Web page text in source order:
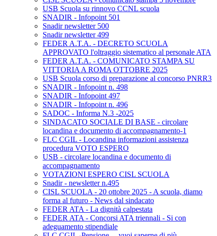
USB Scuola su rinnovo CCNL scuola
SNADIR - Infopoint 501
Snadir newsletter 500
Snadir newsletter 499
FEDER A.T.A. - DECRETO SCUOLA
APPROVATO l'oltraggio sistematico al personale ATA
FEDER A.T.A. - COMUNICATO STAMPA SU
VITTORIA A ROMA OTTOBRE 2025
USB Scuola corso di preparazione al concorso PNRR3
SNADIR - Infopoint n. 498
SNADIR - Infopoint 497
SNADIR - Infopoint n. 496
SADOC - Informa N.3 -2025
SINDACATO SOCIALE DI BASE - circolare
locandina e documento di accompagnamento-1
FLC CGIL - Locandina informazioni assistenza
procedura VOTO ESPERO
USB - circolare locandina e documento di
accompagnamento
VOTAZIONI ESPERO CISL SCUOLA
Snadir - newsletter n.495
CISL SCUOLA - 20 ottobre 2025 - A scuola, diamo
forma al futuro - News dal sindacato
FEDER ATA - La dignità calpestata
FEDER ATA - Concorsi ATA triennali - Si con
adeguamento stipendiale